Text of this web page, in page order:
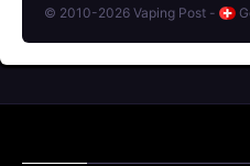
© 2010-2026 Vaping Post -